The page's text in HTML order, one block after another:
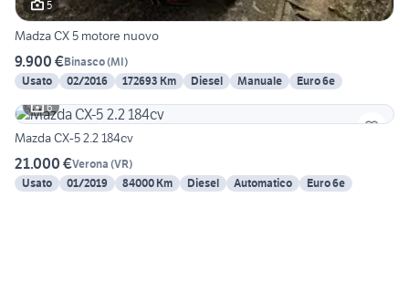
5
Madza CX 5 motore nuovo
9.900 €Binasco(MI)
Usato
02/2016 172693 Km Diesel Manuale
Euro 6e
6
Mazda CX-5 2.2 184cv
21.000 €Verona (VR)
Usato
01/2019 84000 Km Diesel Automatico Euro 6e